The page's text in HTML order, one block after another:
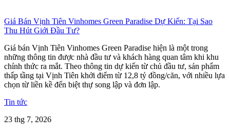
Giá Bán Vịnh Tiên Vinhomes Green Paradise Dự Kiến: Tại Sao
Thu Hút Giới Đầu Tư?
Giá bán Vịnh Tiên Vinhomes Green Paradise hiện là một trong
những thông tin được nhà đầu tư và khách hàng quan tâm khi khu
chính thức ra mắt. Theo thông tin dự kiến từ chủ đầu tư, sản phẩm
thấp tầng tại Vịnh Tiên khởi điểm từ 12,8 tỷ đồng/căn, với nhiều lựa
chọn từ liền kề đến biệt thự song lập và đơn lập.
Tin tức
23 thg 7, 2026